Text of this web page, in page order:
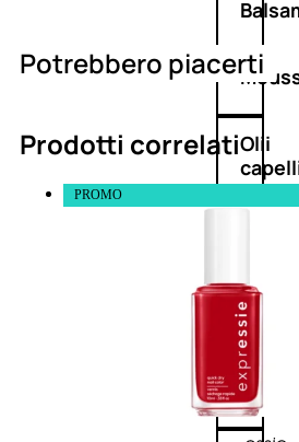
Olii
Lozioni
Fiale
Potrebbero piacerti
Prodotti correlati
PROMO